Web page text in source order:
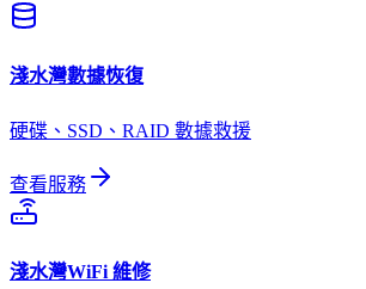
淺水灣數據恢復
硬碟、SSD、RAID 數據救援
查看服務
淺水灣WiFi 維修